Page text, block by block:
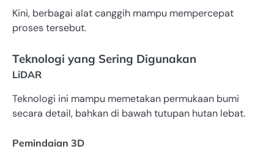
Kini, berbagai alat canggih mampu mempercepat
proses tersebut.
Teknologi yang Sering Digunakan
LiDAR
Teknologi ini mampu memetakan permukaan bumi
secara detail, bahkan di bawah tutupan hutan lebat.
Pemindaian 3D